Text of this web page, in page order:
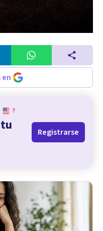
?
Registrarse